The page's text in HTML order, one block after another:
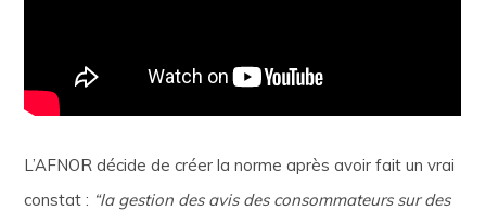
L’AFNOR décide de créer la norme après avoir fait un vrai
constat : “la gestion des avis des consommateurs sur des